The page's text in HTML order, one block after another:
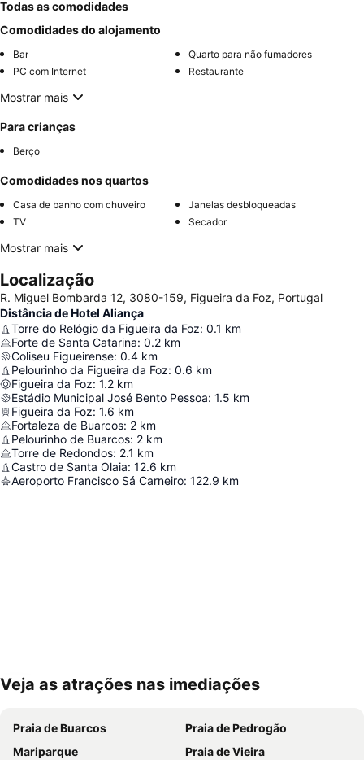
Todas as comodidades
Comodidades do alojamento
Bar
Quarto para não fumadores
PC com Internet
Restaurante
Mostrar mais
Para crianças
Berço
Comodidades nos quartos
Casa de banho com chuveiro
Janelas desbloqueadas
TV
Secador
Mostrar mais
Localização
R. Miguel Bombarda 12, 3080-159, Figueira da Foz, Portugal
Distância de Hotel Aliança
Torre do Relógio da Figueira da Foz: 0.1 km
Forte de Santa Catarina: 0.2 km
Coliseu Figueirense: 0.4 km
Pelourinho da Figueira da Foz: 0.6 km
Figueira da Foz: 1.2 km
Estádio Municipal José Bento Pessoa: 1.5 km
Figueira da Foz: 1.6 km
Fortaleza de Buarcos: 2 km
Pelourinho de Buarcos: 2 km
Torre de Redondos: 2.1 km
Castro de Santa Olaia: 12.6 km
Aeroporto Francisco Sá Carneiro: 122.9 km
Ampliar mapa
Veja as atrações nas imediações
Praia de Buarcos
Praia de Pedrogão
Mariparque
Praia de Vieira